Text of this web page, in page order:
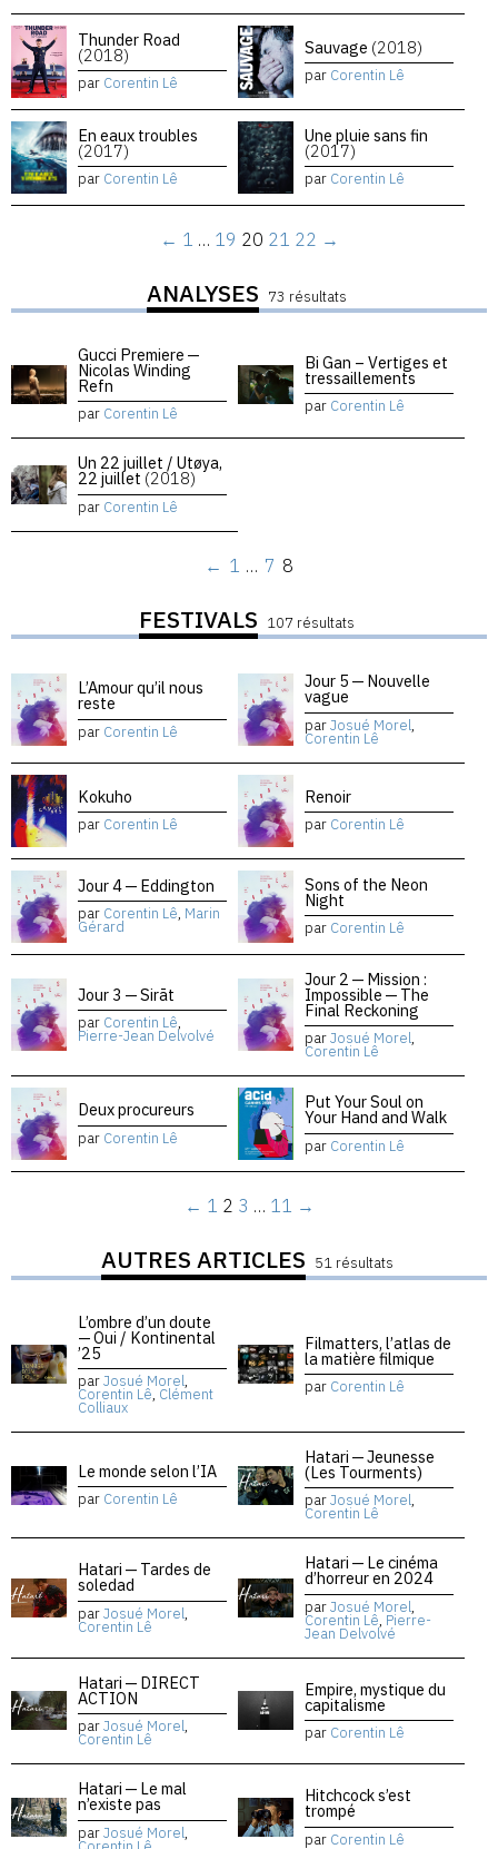
Thunder Road
(2018)
par Corentin Lê
Sauvage (2018)
par Corentin Lê
En eaux troubles
(2017)
par Corentin Lê
Une pluie sans fin
(2017)
par Corentin Lê
← 1 … 19 20 21 22 →
ANALYSES 73 résultats
Gucci Premiere —
Nicolas Winding
Refn
par Corentin Lê
Bi Gan – Vertiges et
tressaillements
par Corentin Lê
Un 22 juillet / Utøya,
22 juillet (2018)
par Corentin Lê
← 1 … 7 8
FESTIVALS 107 résultats
L’Amour qu’il nous
reste
par Corentin Lê
Jour 5 — Nouvelle
vague
parJosué Morel,
Corentin Lê
Kokuho
par Corentin Lê
Renoir
par Corentin Lê
Jour 4 — Eddington
par Corentin Lê, Marin
Gérard
Sons of the Neon
Night
par Corentin Lê
Jour 3 — Sirāt
par Corentin Lê,
Pierre-Jean Delvolvé
Jour 2 — Mission :
Impossible — The
Final Reckoning
parJosué Morel,
Corentin Lê
Deux procureurs
par Corentin Lê
Put Your Soul on
Your Hand and Walk
par Corentin Lê
← 1 2 3 … 11 →
AUTRES ARTICLES 51 résultats
L’ombre d’un doute
— Oui / Kontinental
’25
parJosué Morel,
Corentin Lê, Clément
Colliaux
Filmatters, l’atlas de
la matière filmique
par Corentin Lê
Le monde selon l’IA
par Corentin Lê
Hatari — Jeunesse
(Les Tourments)
parJosué Morel,
Corentin Lê
Hatari — Tardes de
soledad
parJosué Morel,
Corentin Lê
Hatari — Le cinéma
d’horreur en 2024
parJosué Morel,
Corentin Lê, Pierre-
Jean Delvolvé
Hatari — DIRECT
ACTION
parJosué Morel,
Corentin Lê
Empire, mystique du
capitalisme
par Corentin Lê
Hatari — Le mal
n’existe pas
parJosué Morel,
Hitchcock s’est
trompé
par Corentin Lê